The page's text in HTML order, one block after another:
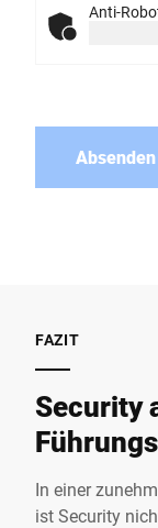
Anti-
Absenden
FAZIT
Security
In einer
ist Security